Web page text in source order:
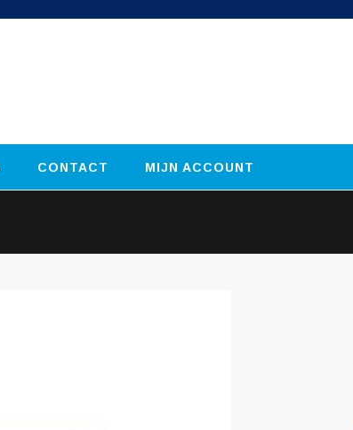
CONTACT MIJN ACCOUNT